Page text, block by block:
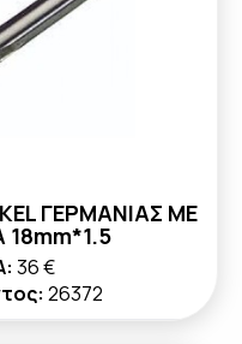
ΓΕΡΜΑΝΙΑΣ ΜΕ
36 €
26372